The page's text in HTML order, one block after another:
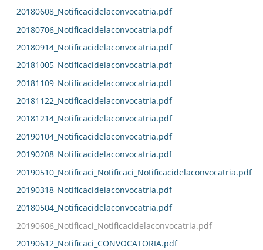
20180608_Notificacidelaconvocatria.pdf
20180706_Notificacidelaconvocatria.pdf
20180914_Notificacidelaconvocatria.pdf
20181005_Notificacidelaconvocatria.pdf
20181109_Notificacidelaconvocatria.pdf
20181122_Notificacidelaconvocatria.pdf
20181214_Notificacidelaconvocatria.pdf
20190104_Notificacidelaconvocatria.pdf
20190208_Notificacidelaconvocatria.pdf
20190510_Notificaci_Notificaci_Notificacidelaconvocatria.pdf
20190318_Notificacidelaconvocatria.pdf
20180504_Notificacidelaconvocatria.pdf
20190606_Notificaci_Notificacidelaconvocatria.pdf
20190612_Notificaci_CONVOCATORIA.pdf